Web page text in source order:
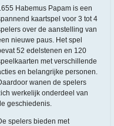
Habemus Papam is een
kaartspel voor 3 tot 4
over de aanstelling van
nieuwe paus. Het spel
52 edelstenen en 120
met verschillende
en belangrijke personen.
wanen de spelers
werkelijk onderdeel van
geschiedenis.
spelers bieden met